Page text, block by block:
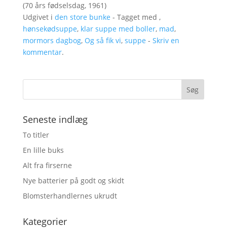
(70 års fødselsdag, 1961)
Udgivet i den store bunke - Tagget med ,
hønsekødsuppe, klar suppe med boller, mad,
mormors dagbog, Og så fik vi, suppe - Skriv en
kommentar.
Seneste indlæg
To titler
En lille buks
Alt fra firserne
Nye batterier på godt og skidt
Blomsterhandlernes ukrudt
Kategorier